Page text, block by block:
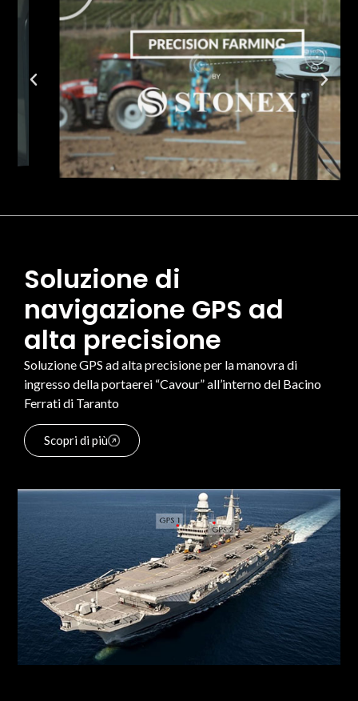
Soluzione di
navigazione GPS ad
alta precisione
Soluzione GPS ad alta precisione per la manovra di
ingresso della portaerei “Cavour” all’interno del Bacino
Ferrati di Taranto
Scopri di più